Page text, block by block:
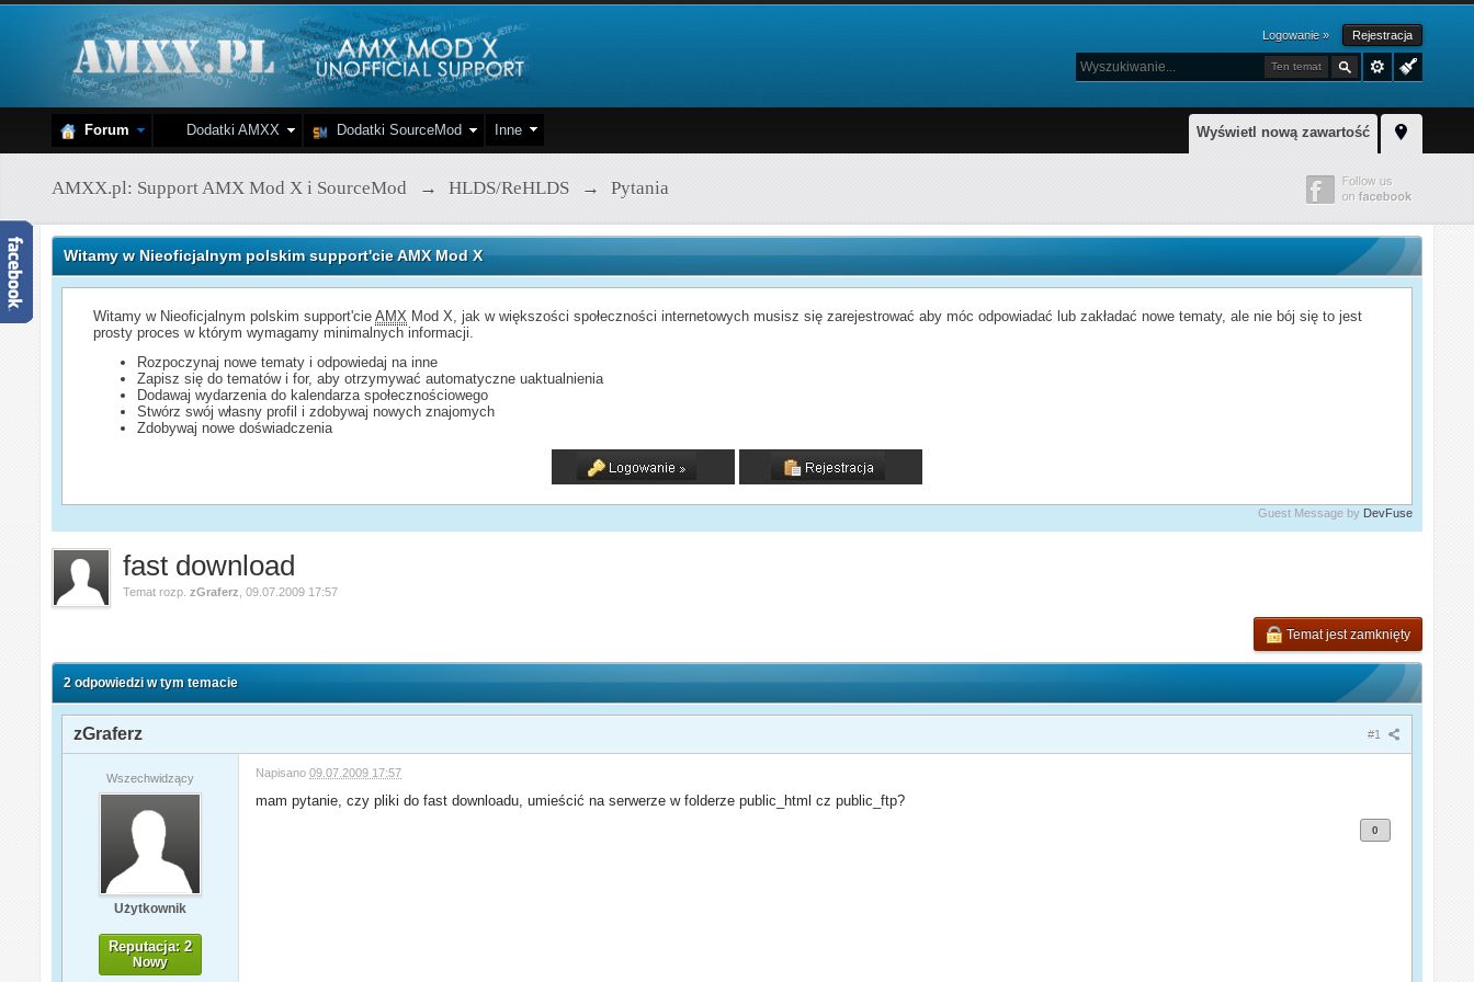
Logowanie » Rejestracja
Ten temat
Wyświetl nową zawartość
Forum Dodatki AMXX Dodatki SourceMod Inne
AMXX.pl: Support AMX Mod X i SourceMod → HLDS/ReHLDS → Pytania
Witamy w Nieoficjalnym polskim support'cie AMX Mod X
Witamy w Nieoficjalnym polskim support'cieAMX Mod X, jak w większości społeczności internetowych musisz się zarejestrować aby móc odpowiadać lub zakładać nowe tematy, ale nie bój się to jest
prosty proces w którym wymagamy minimalnych informacji.
Rozpoczynaj nowe tematy i odpowiedaj na inne
Zapisz się do tematów i for, aby otrzymywać automatyczne uaktualnienia
Dodawaj wydarzenia do kalendarza społecznościowego
Stwórz swój własny profil i zdobywaj nowych znajomych
Zdobywaj nowe doświadczenia
Guest Message by DevFuse
fast download
Temat rozp.zGraferz ,09.07.2009 17:57
Temat jest zamknięty
2 odpowiedzi w tym temacie
#1
zGraferz
Wszechwidzący
Użytkownik
Reputacja: 2
Nowy
Napisano09.07.2009 17:57
mam pytanie, czy pliki do fast downloadu, umieścić na serwerze w folderze public_html cz public_ftp?
0